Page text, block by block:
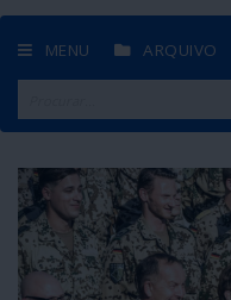
MENU ARQUIVO